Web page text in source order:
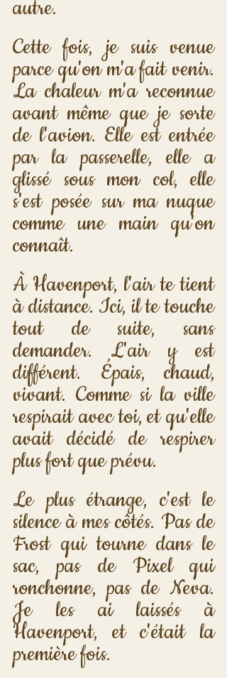
autre.
Cette fois, je suis venue
parce qu'on m'a fait venir.
La chaleur m'a reconnue
avant même que je sorte
de l'avion. Elle est entrée
par la passerelle, elle a
glissé sous mon col, elle
s'est posée sur ma nuque
comme une main qu'on
connaît.
À Havenport, l'air te tient
à distance. Ici, il te touche
tout de suite, sans
demander. L'air y est
différent. Épais, chaud,
vivant. Comme si la ville
respirait avec toi, et qu'elle
avait décidé de respirer
plus fort que prévu.
Le plus étrange, c'est le
silence à mes côtés. Pas de
Frost qui tourne dans le
sac, pas de Pixel qui
ronchonne, pas de Neva.
Je les ai laissés à
Havenport, et c'était la
première fois.